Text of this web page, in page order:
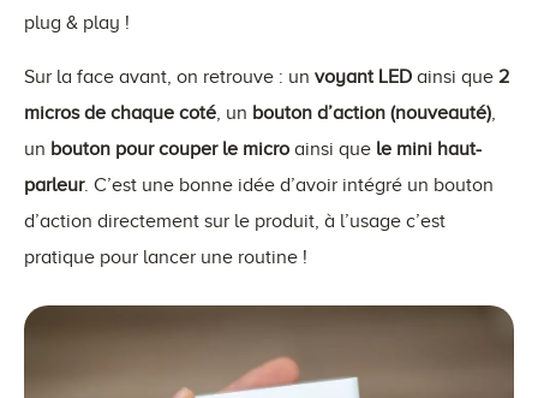
plug & play !
Sur la face avant, on retrouve : un voyant LED ainsi que 2
micros de chaque coté, un bouton d’action (nouveauté),
un bouton pour couper le micro ainsi que le mini haut-
parleur. C’est une bonne idée d’avoir intégré un bouton
d’action directement sur le produit, à l’usage c’est
pratique pour lancer une routine !